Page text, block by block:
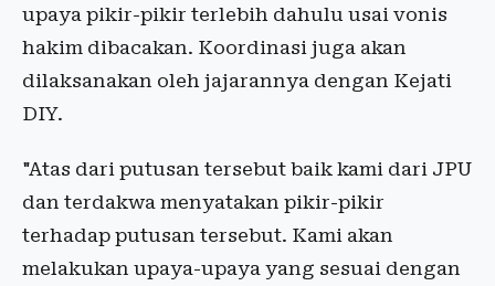
upaya pikir-pikir terlebih dahulu usai vonis
hakim dibacakan. Koordinasi juga akan
dilaksanakan oleh jajarannya dengan Kejati
DIY.
"Atas dari putusan tersebut baik kami dari JPU
dan terdakwa menyatakan pikir-pikir
terhadap putusan tersebut. Kami akan
melakukan upaya-upaya yang sesuai dengan